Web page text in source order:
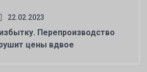
22.02.2023
Перепроизводство
цены вдвое